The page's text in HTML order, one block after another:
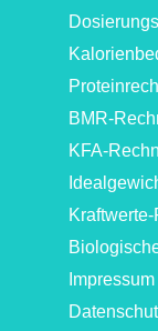
BMR-
KFA-
Impressum